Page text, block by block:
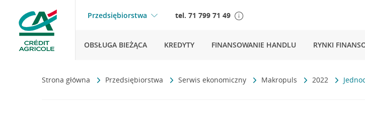
Przedsiębiorstwa tel. 71 799 71 49
OBSŁUGA BIEŻĄCA KREDYTY FINANSOWANIE HANDLU RYNKI
Strona główna Przedsiębiorstwa Serwis ekonomiczny Makropuls 2022